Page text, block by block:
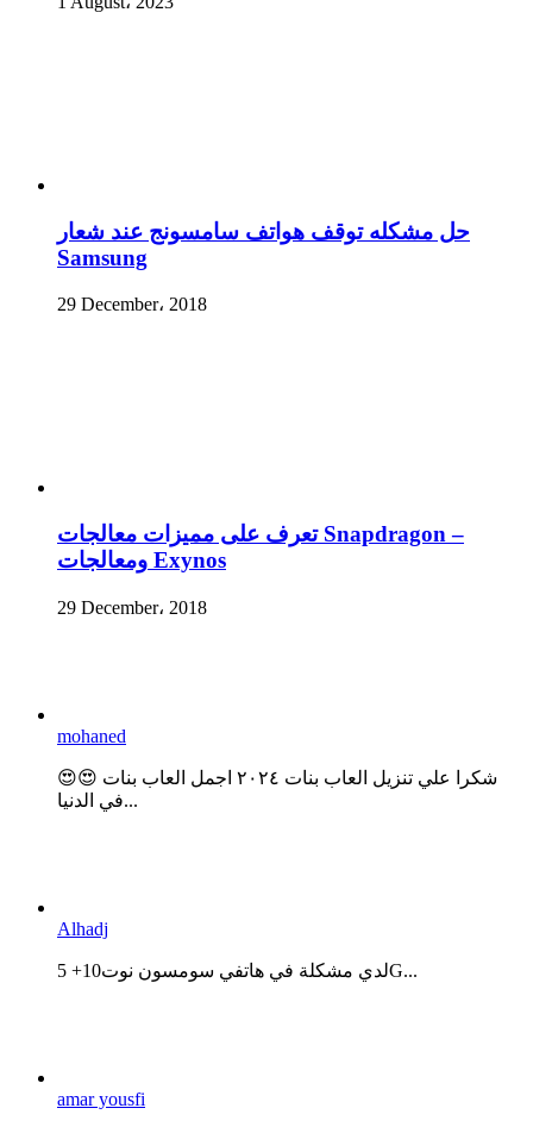
حل مشكله توقف هواتف سامسونج عند شعار
Samsung
29 December، 2018
تعرف على مميزات معالجات Snapdragon –
ومعالجات Exynos
29 December، 2018
mohaned
😍😍 شكرا علي تنزيل العاب بنات ٢٠٢٤ اجمل العاب بنات
في الدنيا...
Alhadj
لدي مشكلة في هاتفي سومسون نوت10+ 5G...
amar yousfi